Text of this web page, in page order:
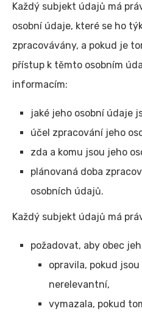
Každý subjekt údajů má
osobní údaje, které se ho
zpracovávány, a pokud je
přístup k těmto osobním
informacím:
jaké jeho osobní údaje
účel zpracování jeho
zda a komu jsou jeho
plánovaná doba
osobních údajů.
Každý subjekt údajů má
požadovat, aby obec
opravila, pokud
nerelevantní,
vymazala, pokud